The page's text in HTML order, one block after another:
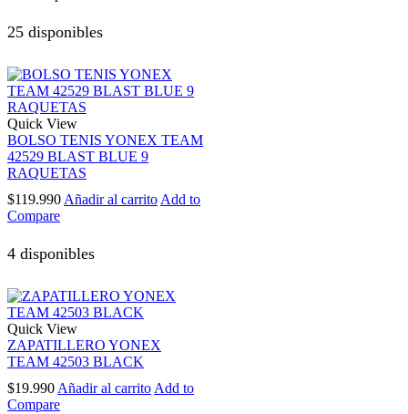
25 disponibles
Quick View
BOLSO TENIS YONEX TEAM
42529 BLAST BLUE 9
RAQUETAS
$119.990 Añadir al carrito Add to
Compare
4 disponibles
Quick View
ZAPATILLERO YONEX
TEAM 42503 BLACK
$19.990Añadir al carritoAdd to
Compare